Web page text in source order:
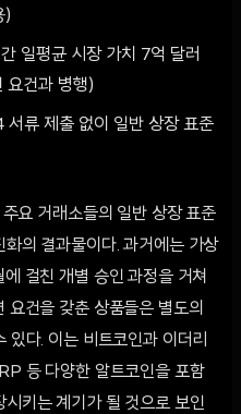
)
일평균 시장 가치 7억 달러
요건과 병행)
류 제출 없이 일반 상장 표준
요 거래소들의 일반 상장 표준
의 결과물이다. 과거에는 가상
걸친 개별 승인 과정을 거쳐
요건을 갖춘 상품들은 별도의
있다. 이는 비트코인과 이더리
등 다양한 알트코인을 포함
키는 계기가 될 것으로 보인